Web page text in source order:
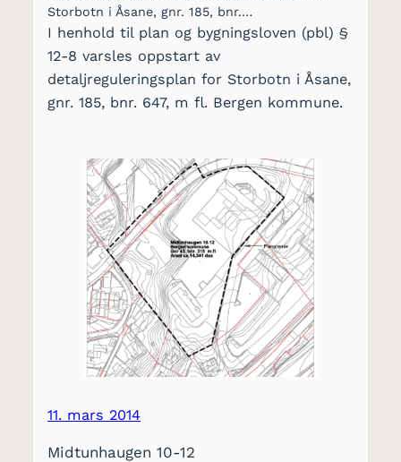
Storbotn i Åsane, gnr. 185, bnr.…
I henhold til plan og bygningsloven (pbl) §
12-8 varsles oppstart av
detaljreguleringsplan for Storbotn i Åsane,
gnr. 185, bnr. 647, m fl. Bergen kommune.
11. mars 2014
Midtunhaugen 10-12